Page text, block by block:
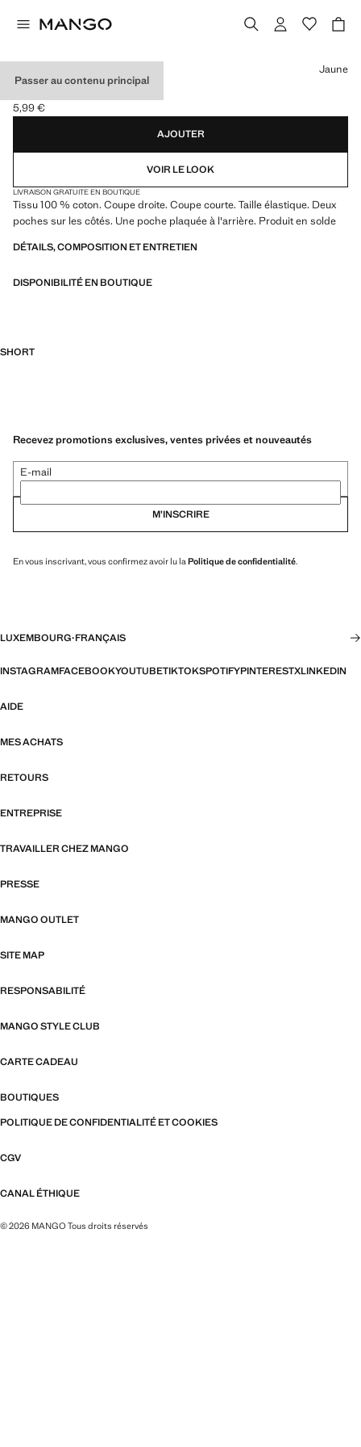
Passer au contenu principal
SHORT EN COTON
Prix actuel [5,99 € ]
5,99 €
Choisissez une couleur
Jaune
AJOUTER
VOIR LE LOOK
LIVRAISON GRATUITE EN BOUTIQUE
Tissu 100 % coton. Coupe droite. Coupe courte. Taille élastique. Deux
poches sur les côtés. Une poche plaquée à l'arrière. Produit en solde
DÉTAILS, COMPOSITION ET ENTRETIEN
DISPONIBILITÉ EN BOUTIQUE
SHORT
Recevez promotions exclusives, ventes privées et nouveautés
E-mail
M’INSCRIRE
En vous inscrivant, vous confirmez avoir lu la Politique de confidentialité.
LUXEMBOURG·FRANÇAIS
INSTAGRAMFACEBOOKYOUTUBETIKTOKSPOTIFYPINTERESTXLINKEDIN
AIDE
MES ACHATS
RETOURS
ENTREPRISE
TRAVAILLER CHEZ MANGO
PRESSE
MANGO OUTLET
SITE MAP
RESPONSABILITÉ
MANGO STYLE CLUB
CARTE CADEAU
BOUTIQUES
POLITIQUE DE CONFIDENTIALITÉ ET COOKIES
CGV
CANAL ÉTHIQUE
© 2026 MANGO Tous droits réservés